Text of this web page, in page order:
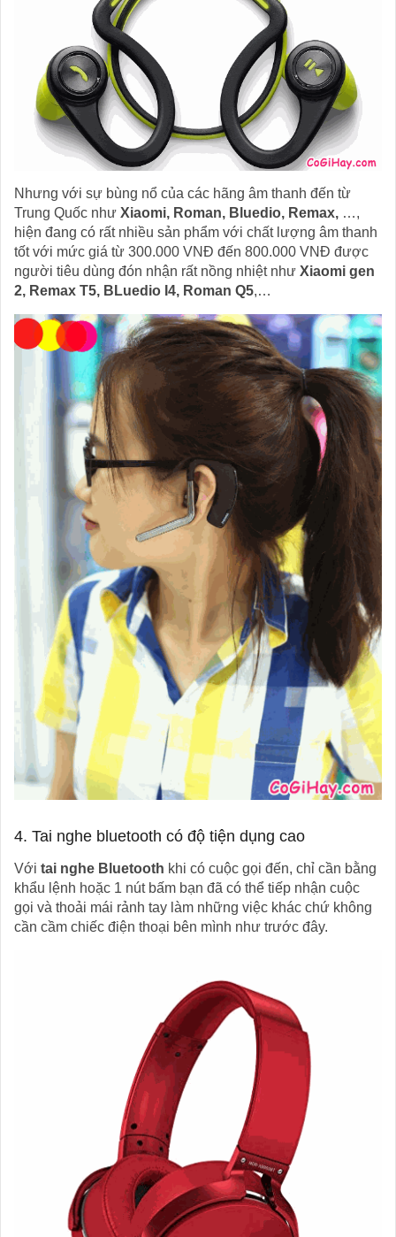
Nhưng với sự bùng nổ của các hãng âm thanh đến từ
Trung Quốc như Xiaomi, Roman, Bluedio, Remax, …,
hiện đang có rất nhiều sản phẩm với chất lượng âm thanh
tốt với mức giá từ 300.000 VNĐ đến 800.000 VNĐ được
người tiêu dùng đón nhận rất nồng nhiệt như Xiaomi gen
2, Remax T5, BLuedio I4, Roman Q5,…
4. Tai nghe bluetooth có độ tiện dụng cao
Với tai nghe Bluetooth khi có cuộc gọi đến, chỉ cần bằng
khẩu lệnh hoặc 1 nút bấm bạn đã có thể tiếp nhận cuộc
gọi và thoải mái rảnh tay làm những việc khác chứ không
cần cầm chiếc điện thoại bên mình như trước đây.